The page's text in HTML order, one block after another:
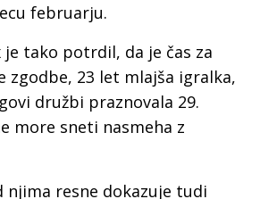
februarju.
tako potrdil, da je čas za
zgodbe, 23 let mlajša igralka,
družbi praznovala 29.
more sneti nasmeha z
njima resne dokazuje tudi